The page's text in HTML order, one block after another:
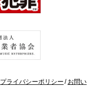
プライバシーポリシー
お問い